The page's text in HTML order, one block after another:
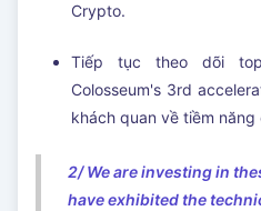
Crypto.
Tiếp tục theo dõi
Colosseum's 3rd
khách quan về tiềm
2/ We are investing in
have exhibited the